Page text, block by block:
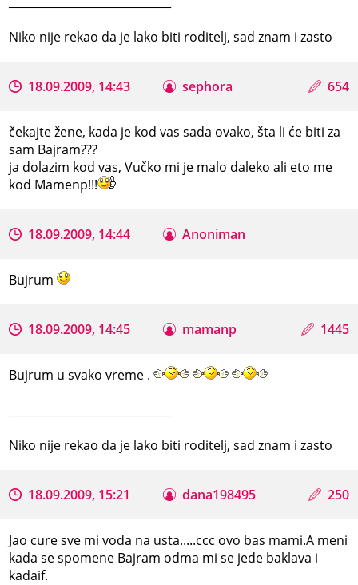
Niko nije rekao da je lako biti roditelj, sad znam i zasto
18.09.2009, 14:43 sephora 654
čekajte žene, kada je kod vas sada ovako, šta li će biti za
sam Bajram???
ja dolazim kod vas, Vučko mi je malo daleko ali eto me
kod Mamenp!!!
18.09.2009, 14:44 Anoniman
Bujrum
18.09.2009, 14:45 mamanp 1445
Bujrum u svako vreme .
Niko nije rekao da je lako biti roditelj, sad znam i zasto
18.09.2009, 15:21 dana198495 250
Jao cure sve mi voda na usta.....ccc ovo bas mami.A meni
kada se spomene Bajram odma mi se jede baklava i
kadaif.